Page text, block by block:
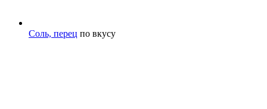
Соль, перец по вкусу